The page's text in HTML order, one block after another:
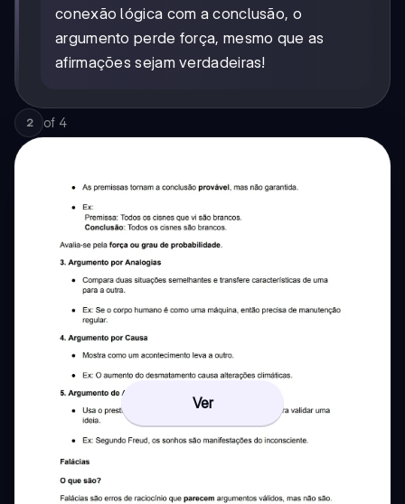
conexão lógica com a conclusão, o
argumento perde força, mesmo que as
afirmações sejam verdadeiras!
2 of 4
Ver